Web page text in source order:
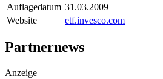
Auflagedatum 31.03.2009
Website
etf.invesco.com
Partnernews
Anzeige